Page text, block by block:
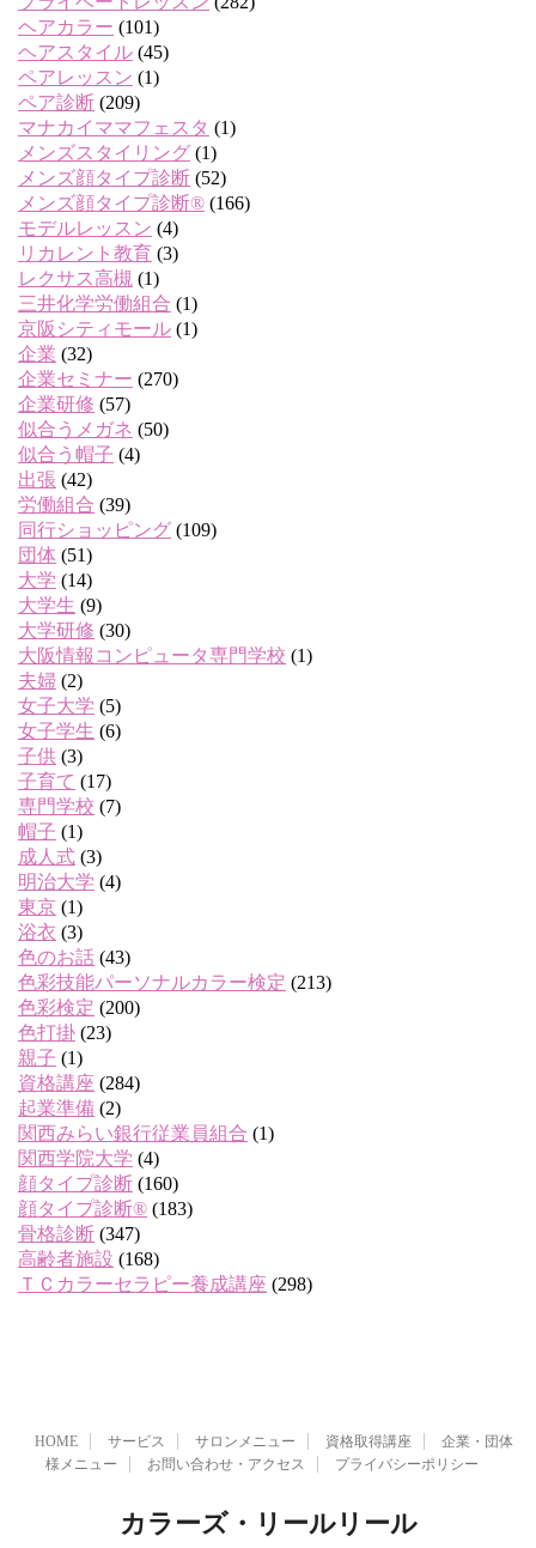
ヘアカラー (101)
ヘアスタイル (45)
ペアレッスン (1)
ペア診断 (209)
マナカイママフェスタ (1)
メンズスタイリング (1)
メンズ顔タイプ診断 (52)
メンズ顔タイプ診断® (166)
モデルレッスン (4)
リカレント教育 (3)
レクサス高槻 (1)
三井化学労働組合 (1)
京阪シティモール (1)
企業 (32)
企業セミナー (270)
企業研修 (57)
似合うメガネ (50)
似合う帽子 (4)
出張 (42)
労働組合 (39)
同行ショッピング (109)
団体 (51)
大学 (14)
大学生 (9)
大学研修 (30)
大阪情報コンピュータ専門学校 (1)
夫婦 (2)
女子大学 (5)
女子学生 (6)
子供 (3)
子育て (17)
専門学校 (7)
帽子 (1)
成人式 (3)
明治大学 (4)
東京 (1)
浴衣 (3)
色のお話 (43)
色彩技能パーソナルカラー検定 (213)
色彩検定 (200)
色打掛 (23)
親子 (1)
資格講座 (284)
起業準備 (2)
関西みらい銀行従業員組合 (1)
関西学院大学 (4)
顔タイプ診断 (160)
顔タイプ診断® (183)
骨格診断 (347)
高齢者施設 (168)
ＴＣカラーセラピー養成講座 (298)
HOME サービス サロンメニュー 資格取得講座
企業・団体
様メニュー
お問い合わせ・アクセス プライバシーポリシー
カラーズ・リールリール